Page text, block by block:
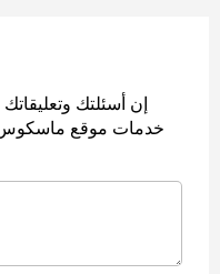
إن أسئلتك
خدمات موقع ماسكوس.